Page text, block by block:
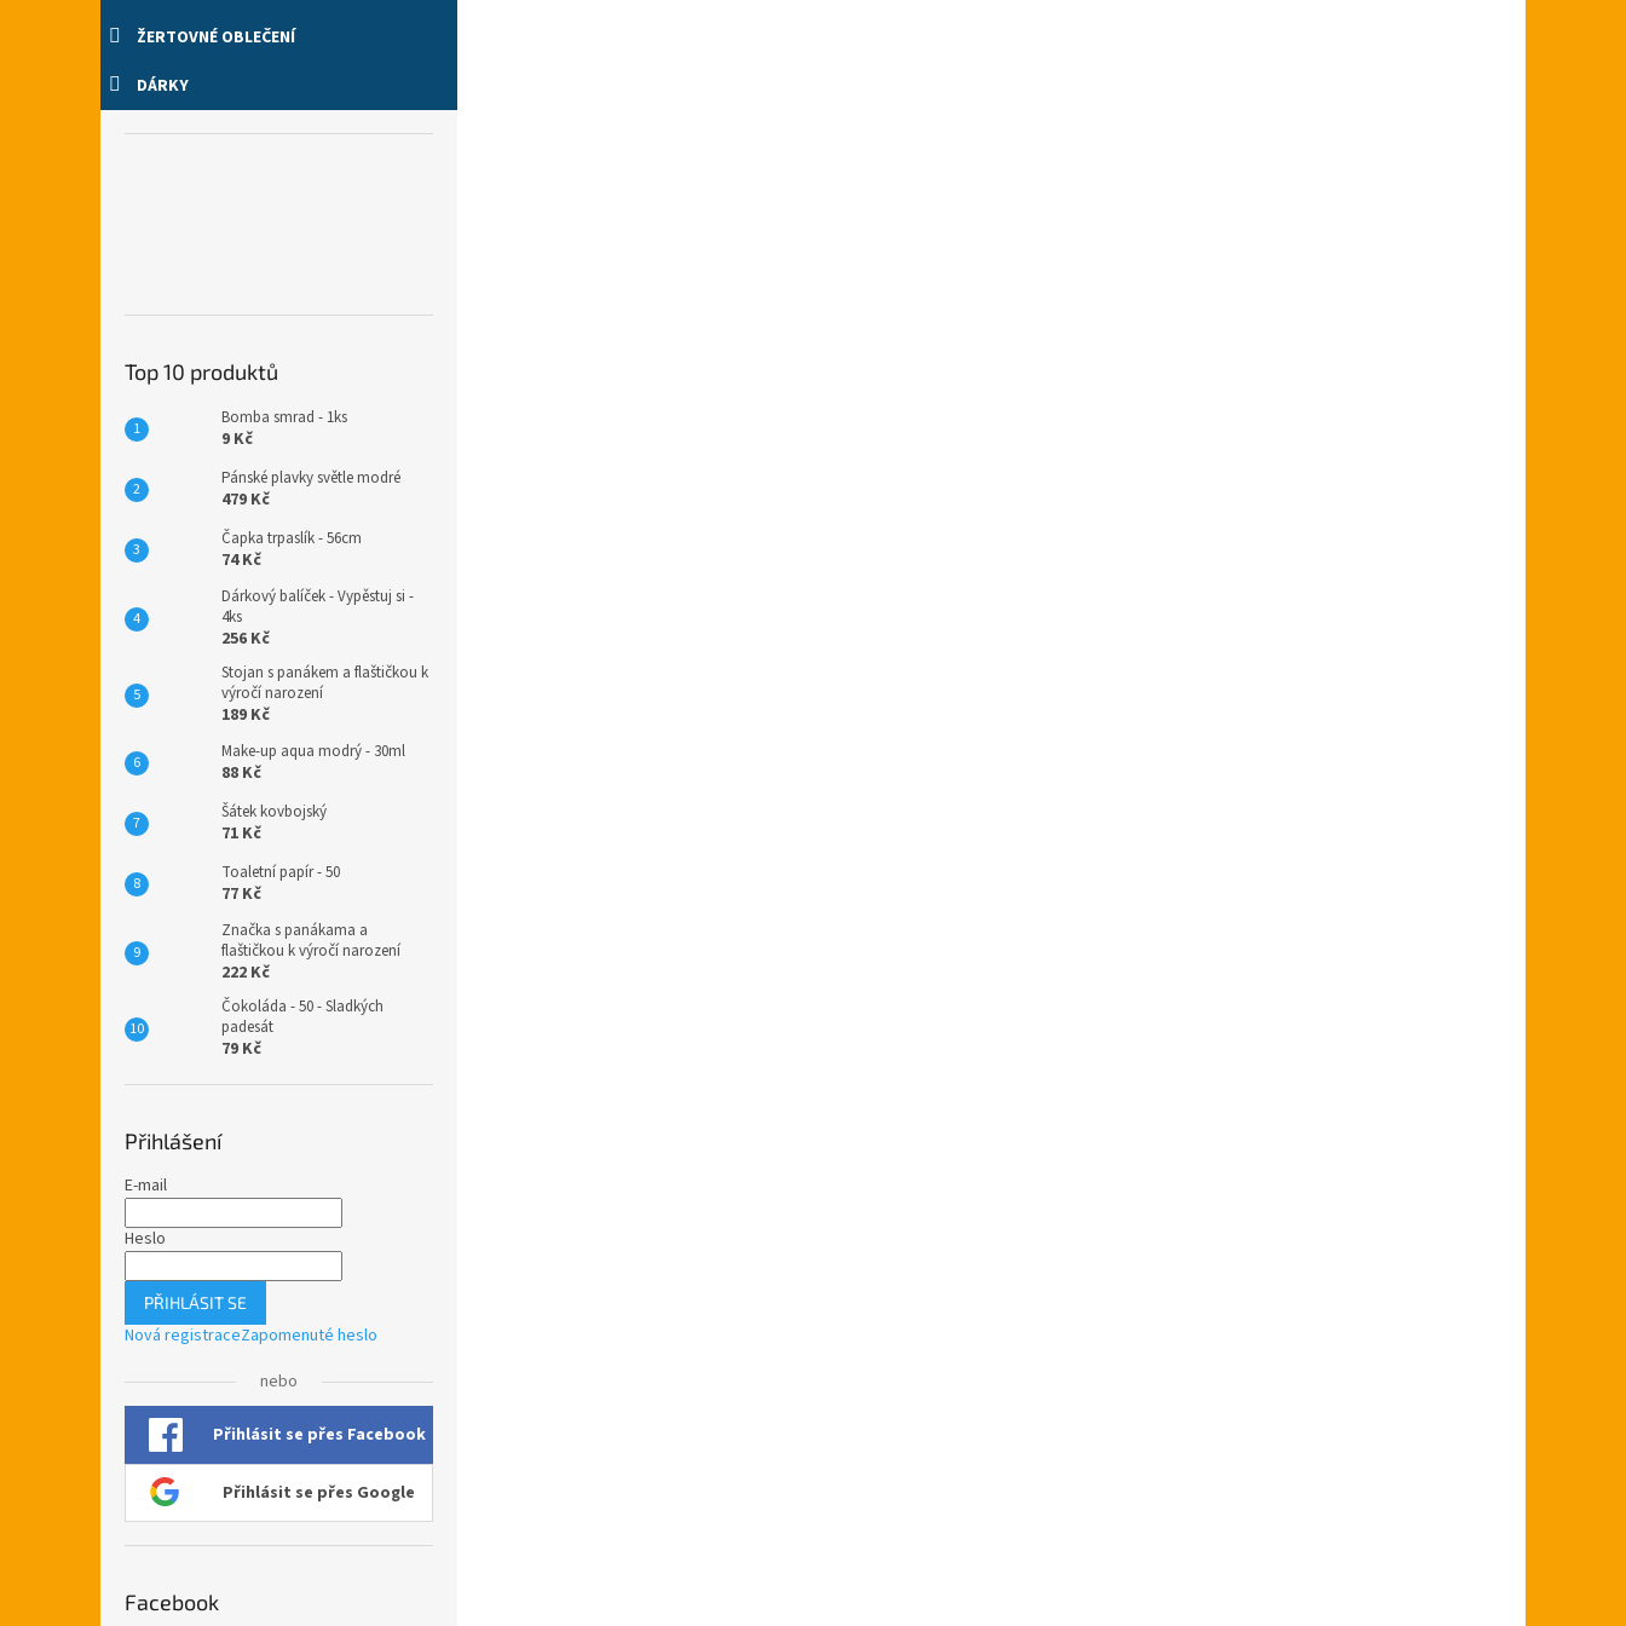
ŽERTOVNÉ OBLEČENÍ
DÁRKY
Top 10 produktů
Bomba smrad - 1ks
9 Kč
Pánské plavky světle modré
479 Kč
Čapka trpaslík - 56cm
74 Kč
Dárkový balíček - Vypěstuj si -
4ks
256 Kč
Stojan s panákem a flaštičkou k
výročí narození
189 Kč
Make-up aqua modrý - 30ml
88 Kč
Šátek kovbojský
71 Kč
Toaletní papír - 50
77 Kč
Značka s panákama a
flaštičkou k výročí narození
222 Kč
Čokoláda - 50 - Sladkých
padesát
79 Kč
Přihlášení
E-mail
Heslo
PŘIHLÁSIT SE
Nová registraceZapomenuté heslo
nebo
Přihlásit se přes Facebook
Přihlásit se přes Google
Facebook